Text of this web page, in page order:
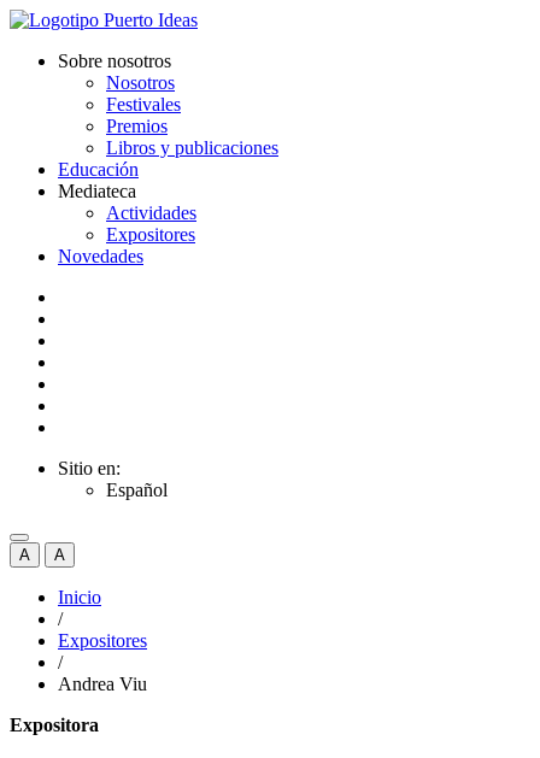
Sobre nosotros
Nosotros
Festivales
Premios
Libros y publicaciones
Educación
Mediateca
Actividades
Expositores
Novedades
Sitio en:
Español
A A
Inicio
/
Expositores
/
Andrea Viu
Expositora